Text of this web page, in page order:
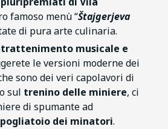
famoso menù “Štajgerjeva
di pura arte culinaria.
musicale e
le versioni moderne dei
sono dei veri capolavori di
sul trenino delle miniere, ci
di spumante ad
dei minatori.